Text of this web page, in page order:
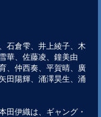
石倉雫、井上綾子、木
華、佐藤凌、鐘美由
、仲西奏、平賀晴、廣
田陽輝、涌澤昊生、涌
田伊織は、ギャング・